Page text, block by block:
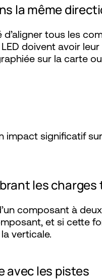
la même
tous les
doivent avoir
sur la carte
significatif
les charges
composant à
et si cette
verticale.
avec les pistes